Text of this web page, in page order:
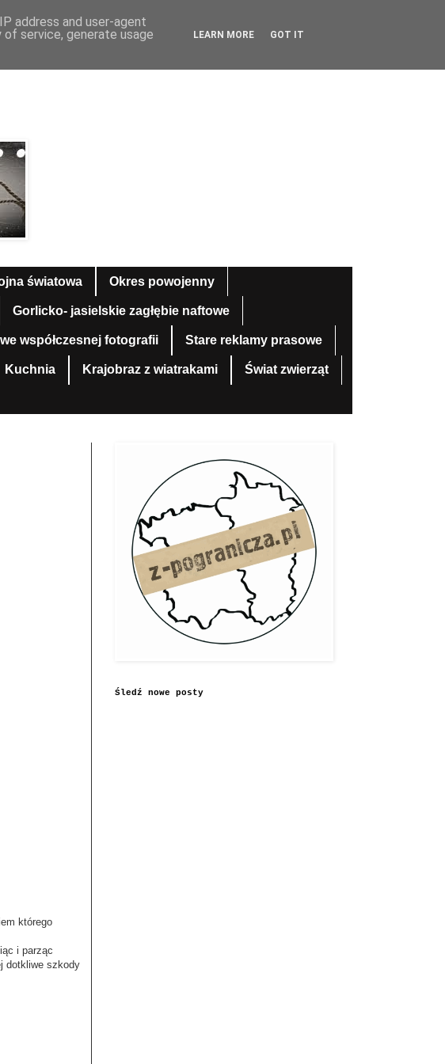
światowa Okres powojenny
Gorlicko- jasielskie zagłębie naftowe
współczesnej fotografii Stare reklamy prasowe
Kuchnia Krajobraz z wiatrakami Świat zwierząt
którego
i parząc
dotkliwe szkody
Śledź nowe posty
address and user-agent
service, generate usage
LEARN MORE GOT IT